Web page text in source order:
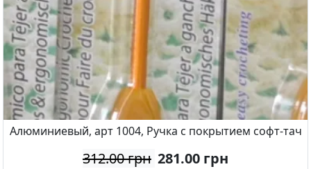
Алюминиевый, арт 1004, Ручка с покрытием софт-тач
312.00 грн 281.00 грн